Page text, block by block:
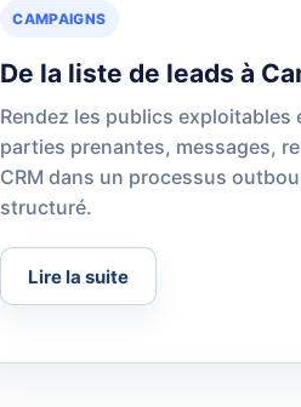
CAMPAIGNS
De la liste de leads à
Rendez les publics exploitables
parties prenantes, messages,
CRM dans un processus
structuré.
Lire la suite